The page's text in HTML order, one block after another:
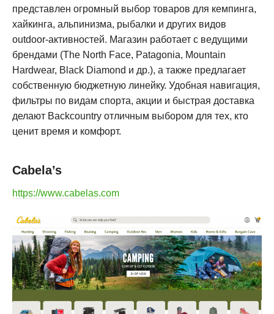
представлен огромный выбор товаров для кемпинга,
хайкинга, альпинизма, рыбалки и других видов
outdoor-активностей. Магазин работает с ведущими
брендами (The North Face, Patagonia, Mountain
Hardwear, Black Diamond и др.), а также предлагает
собственную бюджетную линейку. Удобная навигация,
фильтры по видам спорта, акции и быстрая доставка
делают Backcountry отличным выбором для тех, кто
ценит время и комфорт.
Cabela’s
https://www.cabelas.com